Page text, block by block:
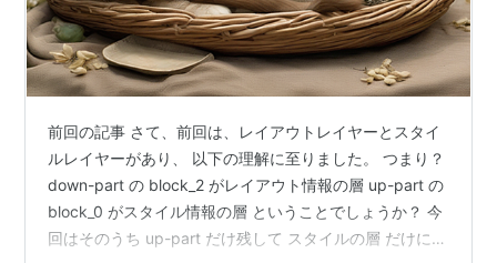
前回の記事 さて、前回は、レイアウトレイヤーとスタイ
ルレイヤーがあり、 以下の理解に至りました。 つまり？
down-part の block_2 がレイアウト情報の層 up-part の
block_0 がスタイル情報の層 ということでしょうか？ 今
回はそのうち up-part だけ残して スタイルの層 だけに